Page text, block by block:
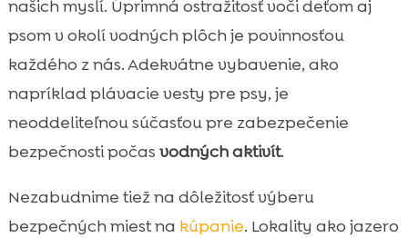
našich myslí. Úprimná ostražitosť voči deťom aj
psom v okolí vodných plôch je povinnosťou
každého z nás. Adekvátne vybavenie, ako
napríklad plávacie vesty pre psy, je
neoddeliteľnou súčasťou pre zabezpečenie
bezpečnosti počas vodných aktivít.
Nezabudnime tiež na dôležitosť výberu
bezpečných miest na kúpanie. Lokality ako jazero